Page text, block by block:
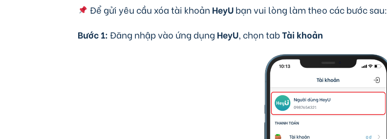
Để gửi yêu cầu xóa tài khoản HeyUbạn vui lòng làm theo các bước sau:
Bước 1:Đăng nhập vào ứng dụng HeyU, chọn tabTài khoản